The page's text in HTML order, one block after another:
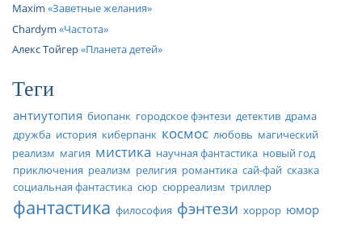
Maxim Заветные желания
Chardym
Частота
Алекс Тойгер Планета детей
Теги
антиутопия биопанк городское фэнтези детектив драма
дружба история киберпанк космос любовь магический
реализм магия мистика научная фантастика новый год
приключения реализм религия романтика сай-фай сказка
социальная фантастика сюр сюрреализм триллер
фантастика философия фэнтези хоррор юмор